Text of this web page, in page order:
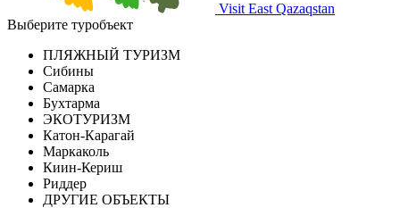
Visit East Qazaqstan
Выберите туробъект
ПЛЯЖНЫЙ ТУРИЗМ
Сибины
Самарка
Бухтарма
ЭКОТУРИЗМ
Катон-Карагай
Маркаколь
Киин-Кериш
Риддер
ДРУГИЕ ОБЪЕКТЫ